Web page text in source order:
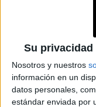
Su
Nosotros y nuestros
información en un
datos personales,
estándar enviada por
Look
Luz
© Perfil.com
Registro de